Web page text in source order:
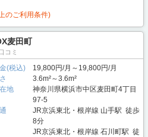
のご利用条件)
麦田町
コミ
(税込)
19,800円/月～19,800円/月
3.6m²～3.6m²
地
神奈川県横浜市中区麦田町4丁目
97-5
JR京浜東北・根岸線 山手駅 徒歩
8分
JR京浜東北・根岸線 石川町駅 徒